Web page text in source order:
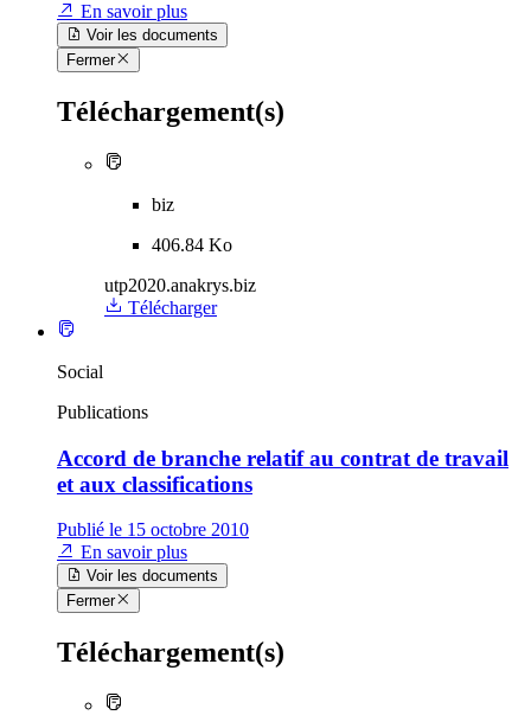
En savoir plus
Voir les documents
Fermer
Téléchargement(s)
biz
406.84 Ko
utp2020.anakrys.biz
Télécharger
Social
Publications
Accord de branche relatif au contrat de travail
et aux classifications
Publié le 15 octobre 2010
En savoir plus
Voir les documents
Fermer
Téléchargement(s)